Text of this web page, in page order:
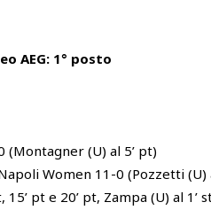
AEG: 1° posto
(Montagner (U) al 5’ pt)
Women 11-0 (Pozzetti (U)
15’ pt e 20’ pt, Zampa (U) al 1’